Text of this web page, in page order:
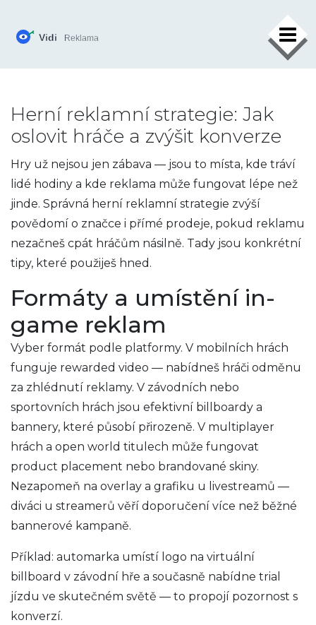
×
Herní reklamní strategie: Jak
oslovit hráče a zvýšit konverze
Hry už nejsou jen zábava — jsou to místa, kde tráví
lidé hodiny a kde reklama může fungovat lépe než
jinde. Správná herní reklamní strategie zvýší
povědomí o značce i přímé prodeje, pokud reklamu
nezačneš cpát hráčům násilně. Tady jsou konkrétní
tipy, které použiješ hned.
Formáty a umístění in-
game reklam
Vyber formát podle platformy. V mobilních hrách
funguje rewarded video — nabídneš hráči odměnu
za zhlédnutí reklamy. V závodních nebo
sportovních hrách jsou efektivní billboardy a
bannery, které působí přirozeně. V multiplayer
hrách a open world titulech může fungovat
product placement nebo brandované skiny.
Nezapomeň na overlay a grafiku u livestreamů —
diváci u streamerů věří doporučení více než běžné
bannerové kampaně.
Příklad: automarka umístí logo na virtuální
billboard v závodní hře a současně nabídne trial
jízdu ve skutečném světě — to propojí pozornost s
konverzí.